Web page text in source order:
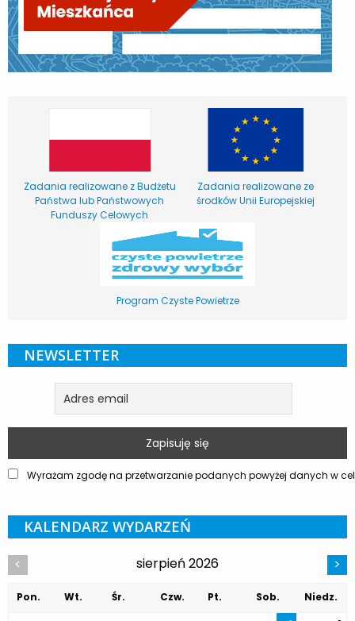
Zadania realizowane z Budżetu
Państwa lub Państwowych
Funduszy Celowych
Zadania realizowane ze
środków Unii Europejskiej
Program Czyste Powietrze
NEWSLETTER
Wyrażam zgodę na przetwarzanie podanych powyżej danych w
KALENDARZ WYDARZEŃ
< sierpień 2026 >
Pon. Wt. Śr. Czw. Pt. Sob.
Niedz.